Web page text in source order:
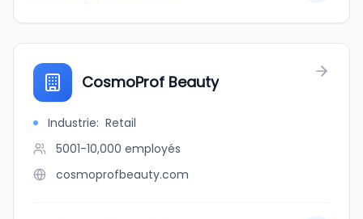
CosmoProf Beauty
Industrie: Retail
5001-10,000 employés
cosmoprofbeauty.com